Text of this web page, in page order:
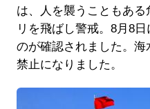
は、人を襲うこともあ
リを飛ばし警戒。8月8
のが確認されました。
禁止になりました。